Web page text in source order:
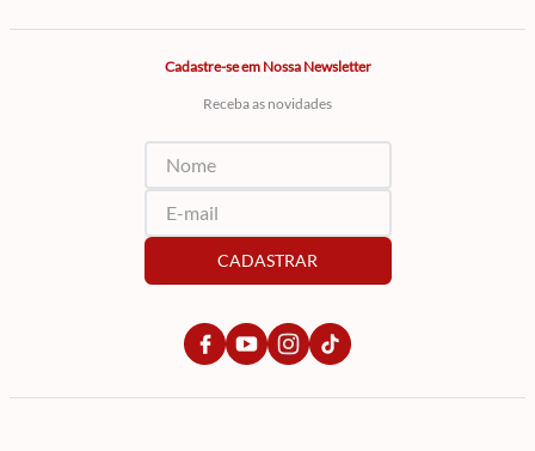
Cadastre-se em Nossa Newsletter
Receba as novidades
CADASTRAR